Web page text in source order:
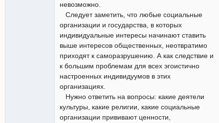
невозможно.
Следует заметить, что любые социальные
организации и государства, в которых
индивидуальные интересы начинают ставить
выше интересов общественных, неотвратимо
приходят к саморазрушению. А как следствие и
к большим проблемам для всех эгоистично
настроенных индивидуумов в этих
организациях.
Нужно ответить на вопросы: какие деятели
культуры, какие религии, какие социальные
организации прививают ценности,